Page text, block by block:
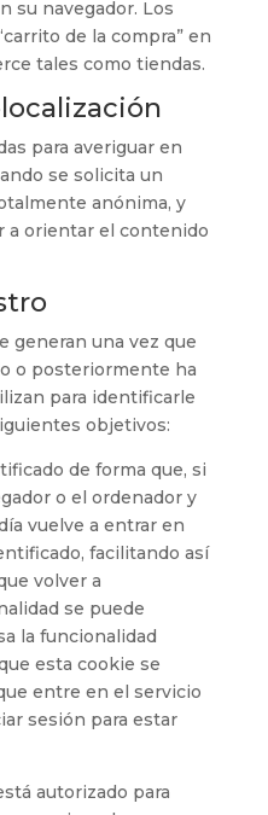
su navegador. Los
de la compra” en
tales como tiendas.
para averiguar en
se solicita un
anónima, y
a orientar el contenido
generan una vez que
o posteriormente ha
para identificarle
objetivos:
de forma que, si
o el ordenador y
vuelve a entrar en
facilitando así
volver a
se puede
la funcionalidad
esta cookie se
entre en el servicio
sesión para estar
autorizado para